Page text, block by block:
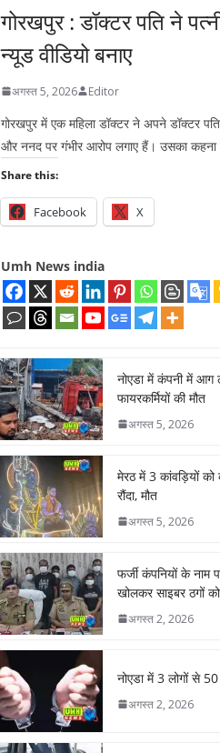
गोरखपुर : डॉक्टर पति ने
न्यूड वीडियो बनाए
अगस्त 5, 2026 Editor
गोरखपुर में एक महिला डॉक्टर ने अपने डॉक्टर
और ननद पर गंभीर आरोप लगाए हैं। उसका कहना
Share this:
Facebook X
Umh News india
नोएडा में कंपनी में आग
फायरकर्मियों की मौत
अगस्त 5, 2026
मेरठ में 3 कांवड़ियों
रौंदा, मौत
अगस्त 5, 2026
फर्जी कंपनियों के नाम
खोलकर साइबर ठगों
अगस्त 2, 2026
नोएडा में 3 लोगों से
अगस्त 2, 2026